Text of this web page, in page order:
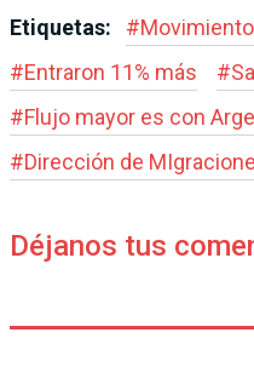
Etiquetas: #
#Entraron 11% más #
#Flujo mayor es con
#Dirección de
Déjanos tus